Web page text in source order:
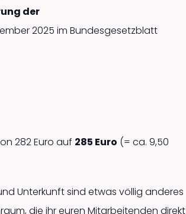
der
2025 im Bundesgesetzblatt
282 Euro auf 285 Euro (= ca. 9,50
Unterkunft sind etwas völlig anderes
die ihr euren Mitarbeitenden direkt